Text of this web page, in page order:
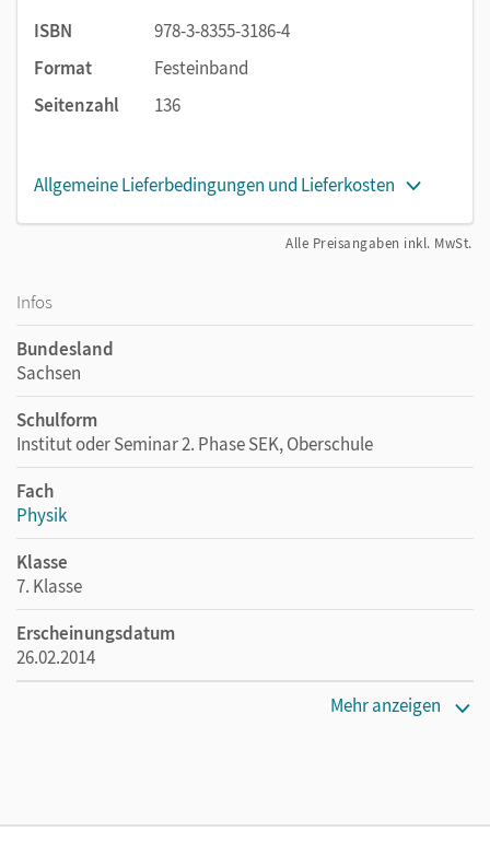
ISBN
978-3-8355-3186-4
Format
Festeinband
Seitenzahl
136
Allgemeine Lieferbedingungen und Lieferkosten
Alle Preisangaben inkl. MwSt.
Infos
Bundesland
Sachsen
Schulform
Institut oder Seminar 2. Phase SEK, Oberschule
Fach
Physik
Klasse
7. Klasse
Erscheinungsdatum
26.02.2014
Mehr anzeigen